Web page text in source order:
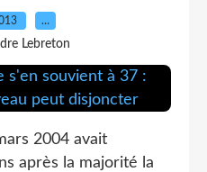
…
Lebreton
2004 avait
après la majorité la